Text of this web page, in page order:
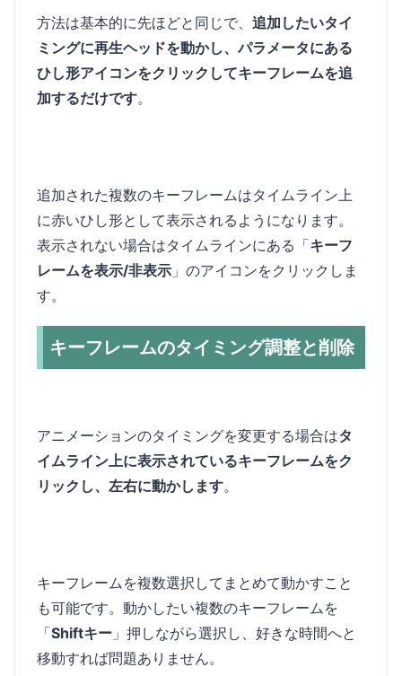
方法は基本的に先ほどと同じで、 追加したいタイ
ミングに再生ヘッドを動かし、パラメータにある
ひし形アイコンをクリックしてキーフレームを追
加するだけです。
追加された複数のキーフレームはタイムライン上
に赤いひし形として表示されるようになります。
表示されない場合はタイムラインにある「キーフ
レームを表示/非表示 」のアイコンをクリックしま
す。
キーフレームのタイミング調整と削除
アニメーションのタイミングを変更する場合はタ
イムライン上に表示されているキーフレームをク
リックし、左右に動かします。
キーフレームを複数選択してまとめて動かすこと
も可能です。動かしたい複数のキーフレームを
「Shiftキー 」押しながら選択し、好きな時間へと
移動すれば問題ありません。